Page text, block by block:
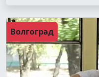
Волгоград